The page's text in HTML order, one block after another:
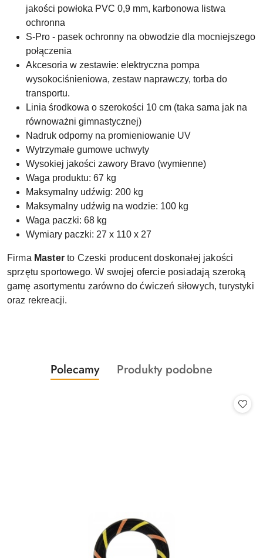
jakości powłoka PVC 0,9 mm, karbonowa listwa
ochronna
S-Pro - pasek ochronny na obwodzie dla mocniejszego
połączenia
Akcesoria w zestawie: elektryczna pompa
wysokociśnieniowa, zestaw naprawczy, torba do
transportu.
Linia środkowa o szerokości 10 cm (taka sama jak na
równoważni gimnastycznej)
Nadruk odporny na promieniowanie UV
Wytrzymałe gumowe uchwyty
Wysokiej jakości zawory Bravo (wymienne)
Waga produktu: 67 kg
Maksymalny udźwig: 200 kg
Maksymalny udźwig na wodzie: 100 kg
Waga paczki: 68 kg
Wymiary paczki: 27 x 110 x 27
Firma Masterto Czeski producent doskonałej jakości
sprzętu sportowego. W swojej ofercie posiadają szeroką
gamę asortymentu zarówno do ćwiczeń siłowych, turystyki
oraz rekreacji.
Pomiń karuzelę produktów
Produkty
o
Polecamy
Produkty
Produkty podobne